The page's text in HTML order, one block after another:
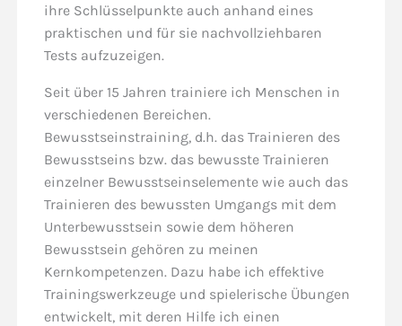
ihre Schlüsselpunkte auch anhand eines
praktischen und für sie nachvollziehbaren
Tests aufzuzeigen.
Seit über 15 Jahren trainiere ich Menschen in
verschiedenen Bereichen.
Bewusstseinstraining, d.h. das Trainieren des
Bewusstseins bzw. das bewusste Trainieren
einzelner Bewusstseinselemente wie auch das
Trainieren des bewussten Umgangs mit dem
Unterbewusstsein sowie dem höheren
Bewusstsein gehören zu meinen
Kernkompetenzen. Dazu habe ich effektive
Trainingswerkzeuge und spielerische Übungen
entwickelt, mit deren Hilfe ich einen